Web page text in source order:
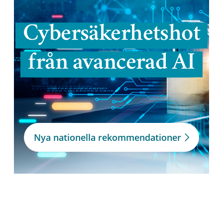
Cybersäkerhetshot
från avancerad AI
Nya nationella rekommendationer